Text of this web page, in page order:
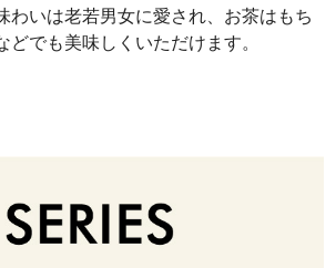
わいは老若男女に愛され、お茶はもち
どでも美味しくいただけます。